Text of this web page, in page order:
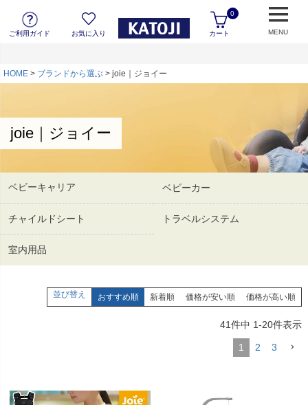
ご利用ガイド お気に入り カート
0
MENU
HOME ブランドから選ぶ joie｜ジョイー
joie｜ジョイー
ベビーキャリア ベビーカー
チャイルドシート トラベルシステム
室内用品
並び替え おすすめ順 新着順 価格が安い順 価格が高い順
41件中 1-20件表示
1 2 3